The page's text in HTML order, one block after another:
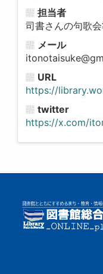
担当者
司書さんの句歌
メール
URL
https://
twitter
https://x.com/